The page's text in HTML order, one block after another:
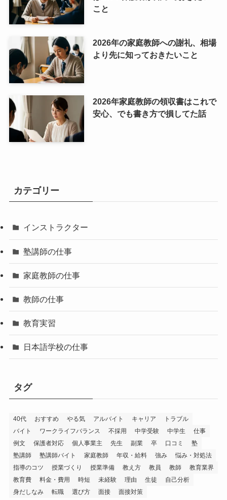
こと
2026年の家庭教師への謝礼、相場
より先に知っておきたいこと
2026年家庭教師の領収書はこれで
安心、でも書き方で損してた話
カテゴリー
インストラクター
塾講師の仕事
家庭教師の仕事
教師の仕事
教育実習
日本語学校の仕事
タグ
40代 おすすめ やる気 アルバイト キャリア
トラブル
バイト
ワークライフバランス 不採用 中学受験 中学生
仕事
例文
保護者対応 個人事業主 先生 副業 卒 口コミ
塾
塾講師
塾講師バイト 家庭教師 年収・給料 強み
悩み・対処法
指導のコツ
授業づくり 授業準備 教え方 教員 教師
教育業界
教育費
料金・費用 時短 未経験 理由 生徒
自己分析
身だしなみ
転職 選び方 面接 面接対策